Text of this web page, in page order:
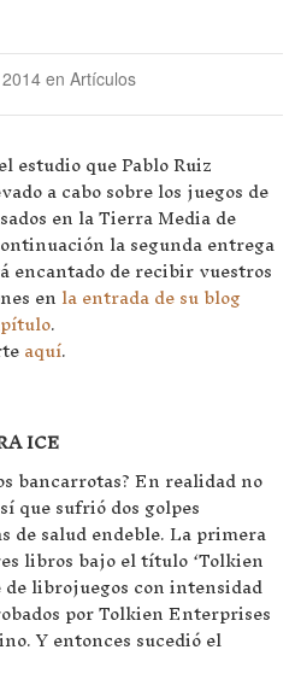
en Artículos
estudio que Pablo Ruiz
a cabo sobre los juegos de
en la Tierra Media de
la segunda entrega
encantado de recibir vuestros
enla entrada de su blog
.
aquí.
ICE
bancarrotas? En realidad no
que sufrió dos golpes
de salud endeble. La primera
libros bajo el título ‘Tolkien
de librojuegos con intensidad
por Tolkien Enterprises
Y entonces sucedió el